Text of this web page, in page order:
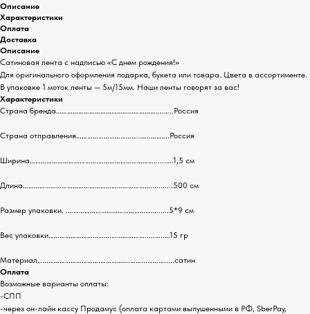
Описание
Характеристики
Оплата
Доставка
Описание
Сатиновая лента с надписью «С днем рождения!»
Для оригинального оформления подарка, букета или товара. Цвета в ассортименте.
В упаковке 1 моток ленты — 5м/15мм. Наши ленты говорят за вас!
Характеристики
Страна бренда………………………………………………....…..Россия
Страна отправления……………………………..…..……….Россия
Ширина……………………………….…………………………......….1,5 см
Длина……………………………………………………………...........500 см
Размер упаковки. .……………………………………….….....5*9 см
Вес упаковки…………………………….……………….....…..…15 гр
Материал…………………………….…………….……...……….....сатин
Оплата
Возможные варианты оплаты:
-СПП
-через он-лайн кассу Продамус (оплата картами выпушенными в РФ, SberPay,